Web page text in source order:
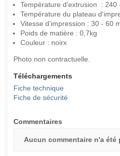
Température d'extrusion : 240
Température du plateau
Vitesse d'impression : 30 - 60
Poids de matière : 0,7kg
Couleur : noirx
Photo non contractuelle.
Téléchargements
Fiche technique
Fiche de sécurité
Commentaires
Aucun commentaire n'a été